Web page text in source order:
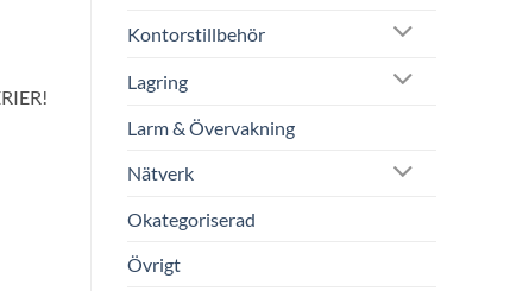
Kontorstillbehör
Lagring
Larm & Övervakning
Nätverk
Okategoriserad
Övrigt